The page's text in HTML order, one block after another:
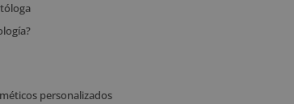
personalizados